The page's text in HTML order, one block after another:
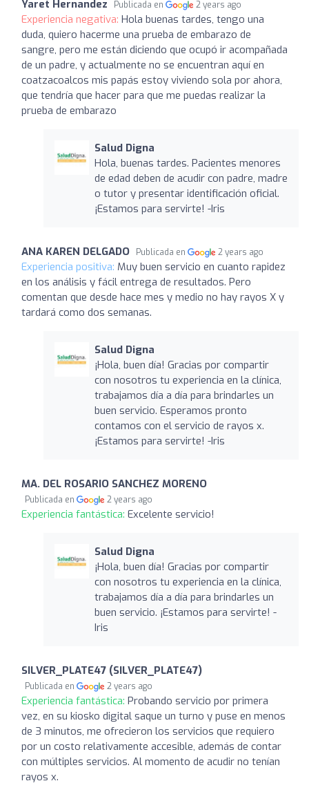
Yaret Hernandez Publicada en 2 years ago
Experiencia negativa: Hola buenas tardes, tengo una
duda, quiero hacerme una prueba de embarazo de
sangre, pero me están diciendo que ocupó ir acompañada
de un padre, y actualmente no se encuentran aquí en
coatzacoalcos mis papás estoy viviendo sola por ahora,
que tendría que hacer para que me puedas realizar la
prueba de embarazo
Salud Digna
Hola, buenas tardes. Pacientes menores
de edad deben de acudir con padre, madre
o tutor y presentar identificación oficial.
¡Estamos para servirte! -Iris
ANA KAREN DELGADO Publicada en 2 years ago
Experiencia positiva: Muy buen servicio en cuanto rapidez
en los análisis y fácil entrega de resultados. Pero
comentan que desde hace mes y medio no hay rayos X y
tardará como dos semanas.
Salud Digna
¡Hola, buen día! Gracias por compartir
con nosotros tu experiencia en la clínica,
trabajamos día a día para brindarles un
buen servicio. Esperamos pronto
contamos con el servicio de rayos x.
¡Estamos para servirte! -Iris
MA. DEL ROSARIO SANCHEZ MORENO
Publicada en 2 years ago
Experiencia fantástica: Excelente servicio!
Salud Digna
¡Hola, buen día! Gracias por compartir
con nosotros tu experiencia en la clínica,
trabajamos día a día para brindarles un
buen servicio. ¡Estamos para servirte! -
Iris
SILVER_PLATE47 (SILVER_PLATE47)
Publicada en 2 years ago
Experiencia fantástica: Probando servicio por primera
vez, en su kiosko digital saque un turno y puse en menos
de 3 minutos, me ofrecieron los servicios que requiero
por un costo relativamente accesible, además de contar
con múltiples servicios. Al momento de acudir no tenían
rayos x.